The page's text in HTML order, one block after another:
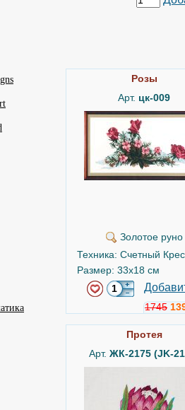
Розы
Арт. цк-009
Золотое руно
Техника: Счетный
Размер: 33x18 см
1745
Протея
Арт. ЖК-2175 (JK-